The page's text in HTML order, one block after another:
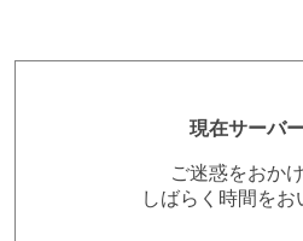
現在サーバ
ご迷惑をおか
しばらく時間を